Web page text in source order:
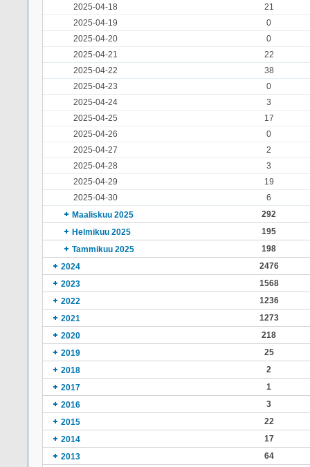
2025-04-18
21
2025-04-19
0
2025-04-20
0
2025-04-21
22
2025-04-22
38
2025-04-23
0
2025-04-24
3
2025-04-25
17
2025-04-26
0
2025-04-27
2
2025-04-28
3
2025-04-29
19
2025-04-30
6
Maaliskuu 2025
292
Helmikuu 2025
195
Tammikuu 2025
198
2024
2476
2023
1568
2022
1236
2021
1273
2020
218
2019
25
2018
2
2017
1
2016
3
2015
22
2014
17
2013
64